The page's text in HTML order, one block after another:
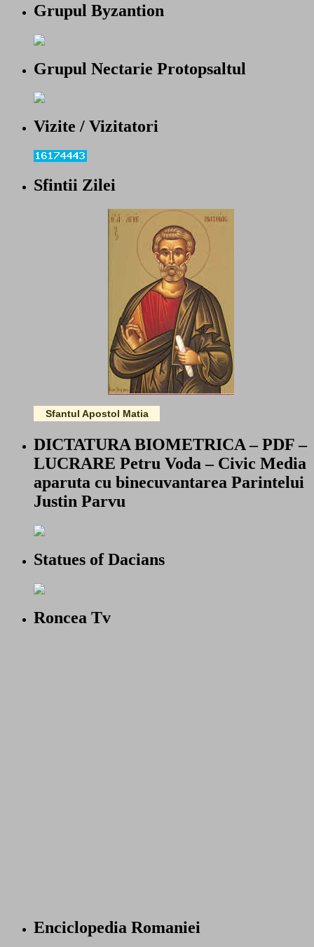
Grupul Byzantion
Grupul Nectarie Protopsaltul
Vizite / Vizitatori
Sfintii Zilei
Sfantul Apostol Matia
DICTATURA BIOMETRICA – PDF –
LUCRARE Petru Voda – Civic Media
aparuta cu binecuvantarea Parintelui
Justin Parvu
Statues of Dacians
Roncea Tv
Enciclopedia Romaniei